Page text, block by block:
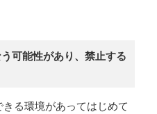
可能性があり、禁止する
る環境があってはじめて